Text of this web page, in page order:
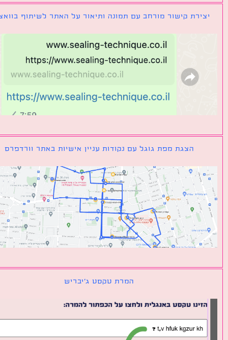
קישור מורחב עם תמונה ותיאור על האתר לשיתוף בוואצאפ
הצגת מפת גוגל עם נקודות עניין אישיות באתר וורדפרס
המרת טקסט ג׳יבריש